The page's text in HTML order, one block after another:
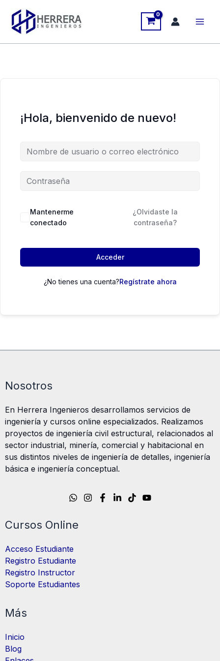
contenido
¡Hola, bienvenido de nuevo!
Mantenerme
conectado
¿Olvidaste la
contraseña?
Acceder
¿No tienes una cuenta?Regístrate ahora
Nosotros
En Herrera Ingenieros desarrollamos servicios de
ingeniería y cursos online especializados. Realizamos
proyectos de ingeniería civil estructural, relacionados al
sector industrial, minería, comercial y habitacional en
sus distintos niveles de ingeniería de detalles, ingeniería
básica e ingeniería conceptual.
Cursos Online
Acceso Estudiante
Registro Estudiante
Registro Instructor
Soporte Estudiantes
Más
Inicio
Blog